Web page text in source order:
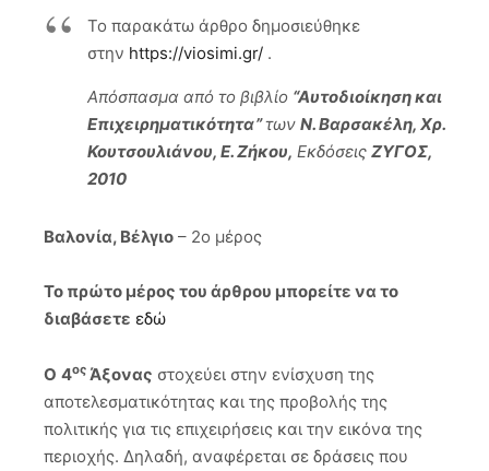
Το παρακάτω άρθρο δημοσιεύθηκε
στην https://viosimi.gr/ .
Απόσπασμα από το βιβλίο “Αυτοδιοίκηση και
Επιχειρηματικότητα”των Ν. Βαρσακέλη, Χρ.
Κουτσουλιάνου, Ε. Ζήκου, Εκδόσεις ΖΥΓΟΣ,
2010
Βαλονία, Βέλγιο – 2ο μέρος
Το πρώτο μέρος του άρθρου μπορείτε να το
διαβάσετε εδώ
Ο 4ος Άξονας στοχεύει στην ενίσχυση της
αποτελεσματικότητας και της προβολής της
πολιτικής για τις επιχειρήσεις και την εικόνα της
περιοχής. Δηλαδή, αναφέρεται σε δράσεις που